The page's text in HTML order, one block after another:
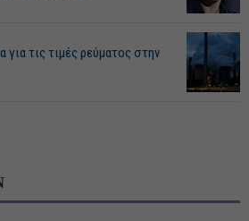
για τις τιμές ρεύματος στην